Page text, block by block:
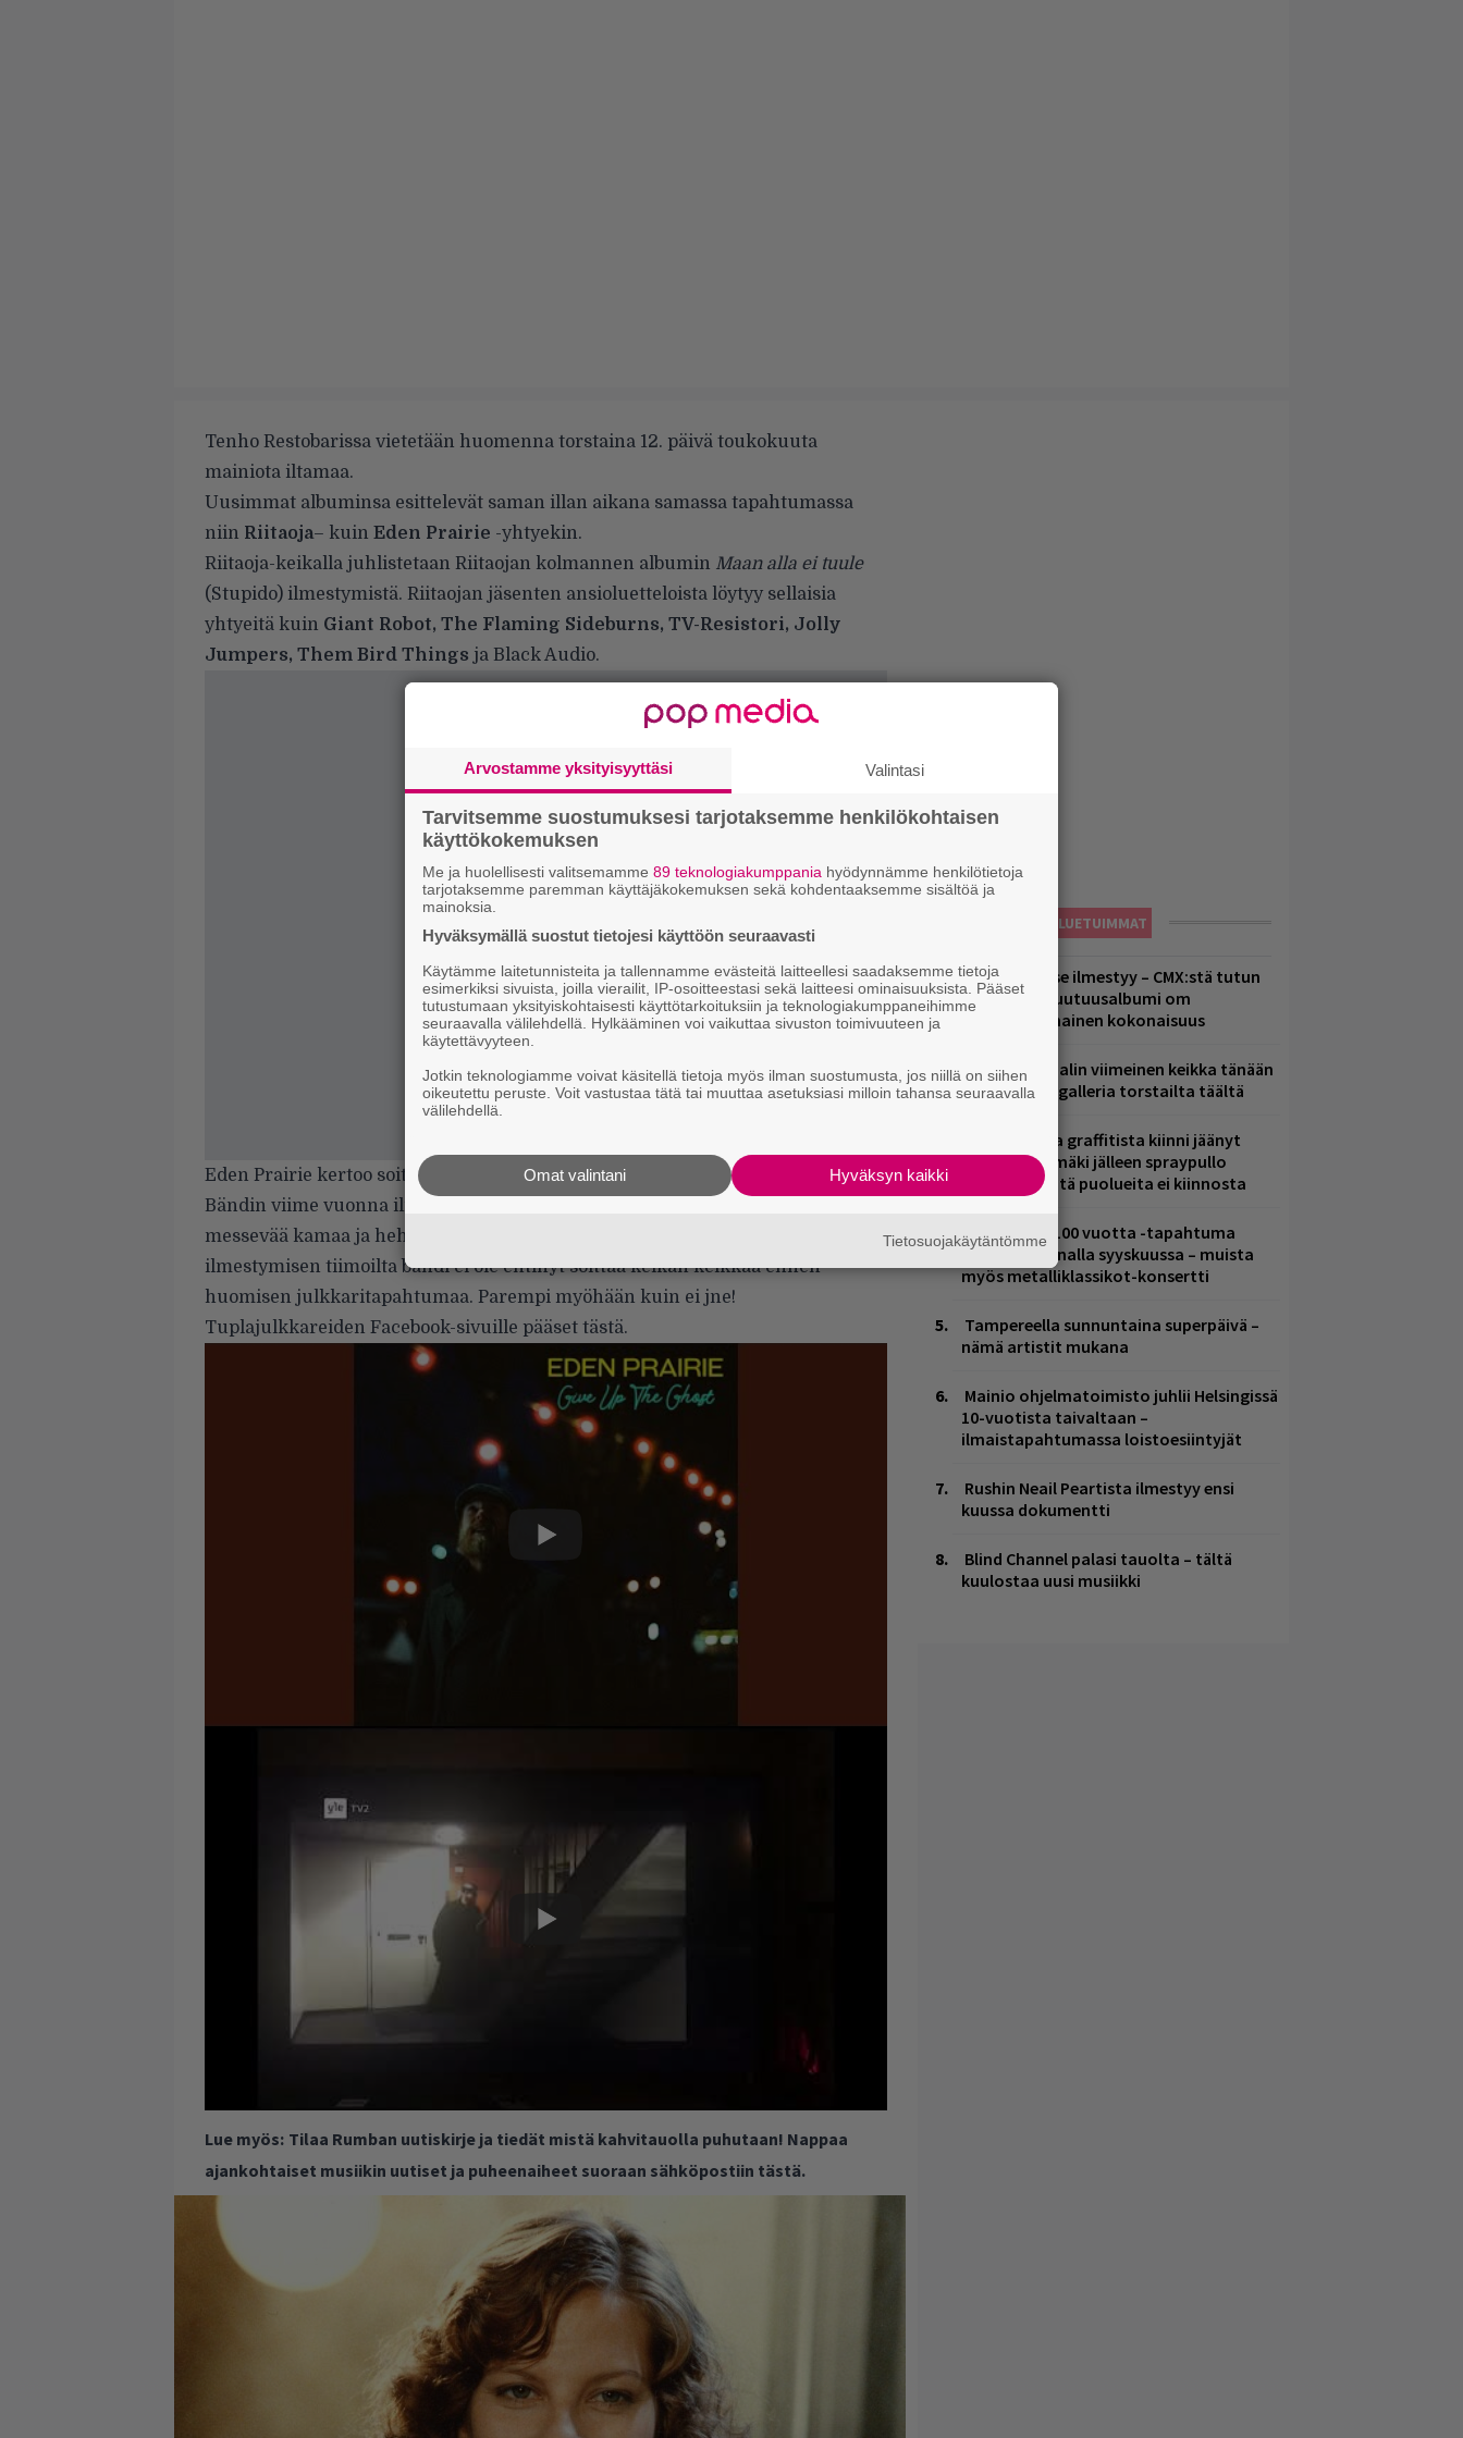
Tenho Restobarissa vietetään huomenna torstaina 12. päivä toukokuuta
mainiota iltamaa.
Uusimmat albuminsa esittelevät saman illan aikana samassa tapahtumassa
niin Riitaoja– kuin Eden Prairie -yhtyekin.
Riitaoja-keikalla juhlistetaan Riitaojan kolmannen albumin Maan alla ei tuule
(Stupido) ilmestymistä. Riitaojan jäsenten ansioluetteloista löytyy sellaisia
yhtyeitä kuin Giant Robot, The Flaming Sideburns, TV-Resistori, Jolly
Jumpers, Them Bird Things ja Black Audio.
Eden Prairie kertoo soittavansa ”vaihtoehtokantria genreen kyllästyneille.”
Bändin viime vuonna ilmestynyt kakkoslevy
messevää kamaa ja hehkuttelimmekin albumia Rumban sivuilla
ilmestymisen tiimoilta bändi ei ole ehtinyt soittaa keikan keikkaa ennen
huomisen julkkaritapahtumaa. Parempi myöhään kuin ei jne!
Tuplajulkkareiden Facebook-sivuille pääset tästä.
Lue myös: Tilaa Rumban uutiskirje ja tiedät mistä kahvitauolla puhutaan! Nappaa
ajankohtaiset musiikin uutiset ja puheenaiheet suoraan sähköpostiin tästä.
LUETUIMMAT
Huomenna se ilmestyy – CMX:stä tutun
A.W. Yrjänän uutuusalbumi om
mammuttimainen kokonaisuus
Eppu Normaalin viimeinen keikka tänään
– katso kuvagalleria torstailta täältä
Laittomasta graffitista kiinni jäänyt
Paavo Arhinmäki jälleen spraypullo
kädessä – näitä puolueita ei kiinnosta
Valtava Yle 100 vuotta -tapahtuma
Veikkaus Arenalla syyskuussa – muista
myös metalliklassikot-konsertti
Tampereella sunnuntaina superpäivä –
nämä artistit mukana
Mainio ohjelmatoimisto juhlii Helsingissä
10-vuotista taivaltaan –
ilmaistapahtumassa loistoesiintyjät
Rushin Neail Peartista ilmestyy ensi
kuussa dokumentti
Blind Channel palasi tauolta – tältä
kuulostaa uusi musiikki
Arvostamme yksityisyyttäsi Valintasi
Tarvitsemme suostumuksesi tarjotaksemme henkilökohtaisen
käyttökokemuksen
Me ja huolellisesti valitsemamme 89 teknologiakumppania hyödynnämme henkilötietoja
tarjotaksemme paremman käyttäjäkokemuksen sekä kohdentaaksemme sisältöä ja
mainoksia.
Hyväksymällä suostut tietojesi käyttöön seuraavasti
Käytämme laitetunnisteita ja tallennamme evästeitä laitteellesi saadaksemme tietoja
esimerkiksi sivuista, joilla vierailit, IP-osoitteestasi sekä laitteesi ominaisuuksista. Pääset
tutustumaan yksityiskohtaisesti käyttötarkoituksiin ja teknologiakumppaneihimme
seuraavalla välilehdellä. Hylkääminen voi vaikuttaa sivuston toimivuuteen ja
käytettävyyteen.
Jotkin teknologiamme voivat käsitellä tietoja myös ilman suostumusta, jos niillä on siihen
oikeutettu peruste. Voit vastustaa tätä tai muuttaa asetuksiasi milloin tahansa seuraavalla
välilehdellä.
Hyväksyn kaikki
Omat valintani
Tietosuojakäytäntömme